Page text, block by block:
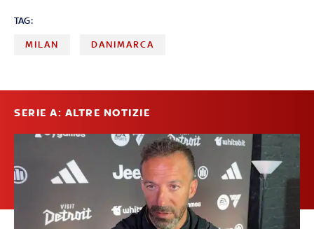
TAG:
MILAN DANIMARCA
SERIE A: ALTRE NOTIZIE